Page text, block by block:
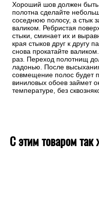
Хороший шов должен быть
полотна сделайте
соседнюю полосу, а стык
валиком. Ребристая
стыки, сминает их и
края стыков друг к другу
снова прокатайте
раз. Переход полотнищ
ладонью. После
совмещение полос будет
виниловых обоев займет
температуре, без
С этим товаром